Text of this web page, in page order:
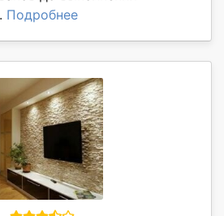
Подробнее